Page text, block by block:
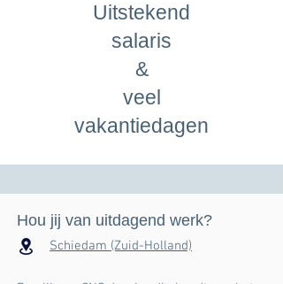
Uitstekend
salaris
&
veel
vakantiedagen
Hou jij van uitdagend werk?
Schiedam (Zuid-Holland)